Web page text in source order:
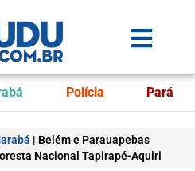
Polícia Pará
| Belém e Parauapebas
Nacional Tapirapé-Aquiri